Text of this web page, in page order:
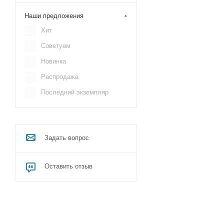
Наши предложения
Хит
Советуем
Новинка
Распродажа
Последний экземпляр
Задать вопрос
Оставить отзыв